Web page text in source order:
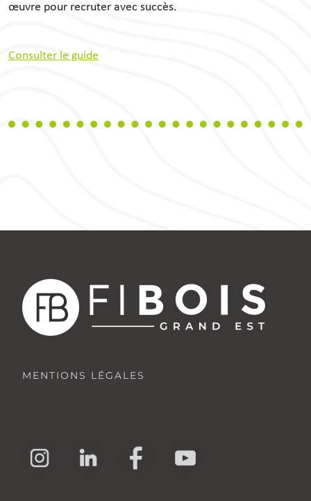
œuvre pour recruter avec succès.
Consulter le guide
MENTIONS LÉGALES